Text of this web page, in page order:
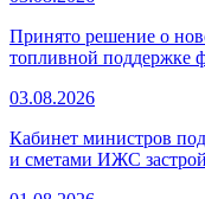
Принято решение о
топливной поддержке
03.08.2026
Кабинет министров
и сметами ИЖС